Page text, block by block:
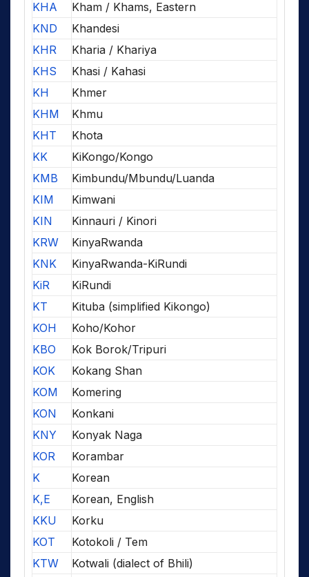
KHA
Kham / Khams, Eastern
KND
Khandesi
KHR
Kharia / Khariya
KHS
Khasi / Kahasi
KH
Khmer
KHM
Khmu
KHT
Khota
KK
KiKongo/Kongo
KMB
Kimbundu/Mbundu/Luanda
KIM
Kimwani
KIN
Kinnauri / Kinori
KRW
KinyaRwanda
KNK
KinyaRwanda-KiRundi
KiR
KiRundi
KT
Kituba (simplified Kikongo)
KOH
Koho/Kohor
KBO
Kok Borok/Tripuri
KOK
Kokang Shan
KOM
Komering
KON
Konkani
KNY
Konyak Naga
KOR
Korambar
K
Korean
K,E
Korean, English
KKU
Korku
KOT
Kotokoli / Tem
KTW
Kotwali (dialect of Bhili)